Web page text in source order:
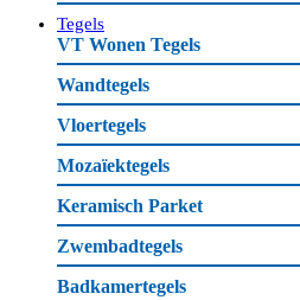
Tegels
VT Wonen Tegels
Wandtegels
Vloertegels
Mozaïektegels
Keramisch Parket
Zwembadtegels
Badkamertegels